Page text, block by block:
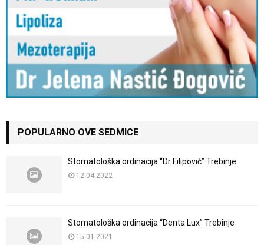
POPULARNO OVE SEDMICE
Stomatološka ordinacija “Dr Filipović” Trebinje
12.04.2022
Stomatološka ordinacija “Denta Lux” Trebinje
15.01.2021